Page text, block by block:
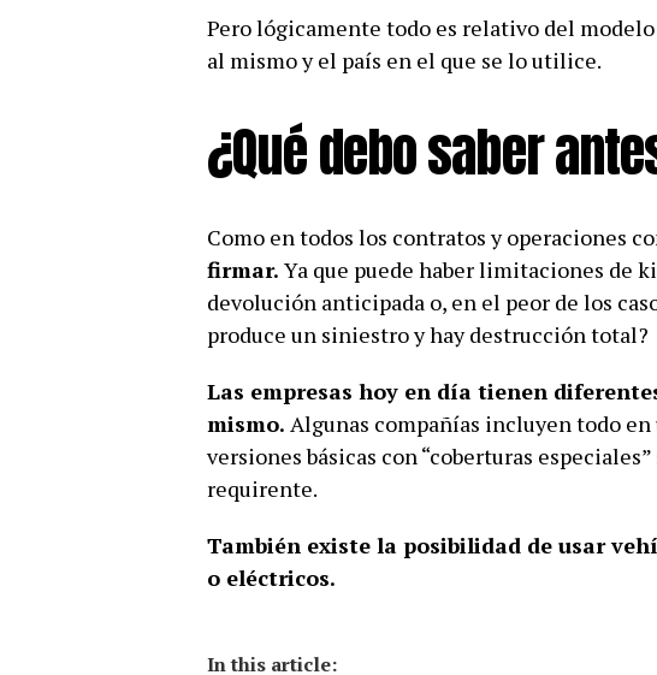
Pero lógicamente todo es relativo del
al mismo y el país en el que se lo utilice.
¿Qué debo saber
Como en todos los contratos y operaciones
firmar. Ya que puede haber limitaciones de
devolución anticipada o, en el peor de los
produce un siniestro y hay destrucción total?
Las empresas hoy en día tienen
mismo. Algunas compañías incluyen todo
versiones básicas con “coberturas
requirente.
También existe la posibilidad de usar
o eléctricos.
In this article: